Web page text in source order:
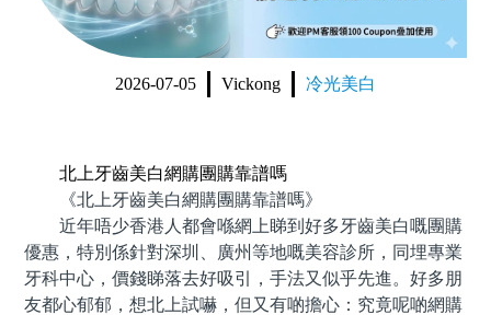
箍牙 orthodontics
收費標準 change standard
2026-07-05 Vickong 冷光美白
北上牙齒美白網購團購靠譜嗎
《北上牙齒美白網購團購靠譜嗎》
近年唔少香港人都會喺網上睇到好多牙齒美白嘅團購
優惠，特別係針對深圳、廣州等地嘅美容診所，同埋專業
牙科中心，價錢睇落去好吸引，手法又似乎先進。好多朋
友都心郁郁，想北上試嚇，但又有啲擔心：究竟呢啲網購